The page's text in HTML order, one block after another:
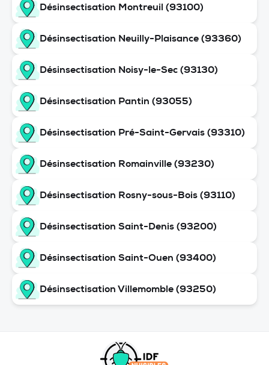
Désinsectisation Montreuil (93100)
Désinsectisation Neuilly-Plaisance (93360)
Désinsectisation Noisy-le-Sec (93130)
Désinsectisation Pantin (93055)
Désinsectisation Pré-Saint-Gervais (93310)
Désinsectisation Romainville (93230)
Désinsectisation Rosny-sous-Bois (93110)
Désinsectisation Saint-Denis (93200)
Désinsectisation Saint-Ouen (93400)
Désinsectisation Villemomble (93250)